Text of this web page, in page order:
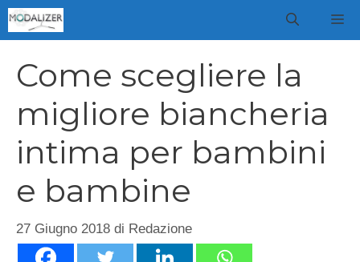
Vai
al
Come scegliere la
migliore biancheria
intima per bambini
e bambine
27 Giugno 2018 di Redazione